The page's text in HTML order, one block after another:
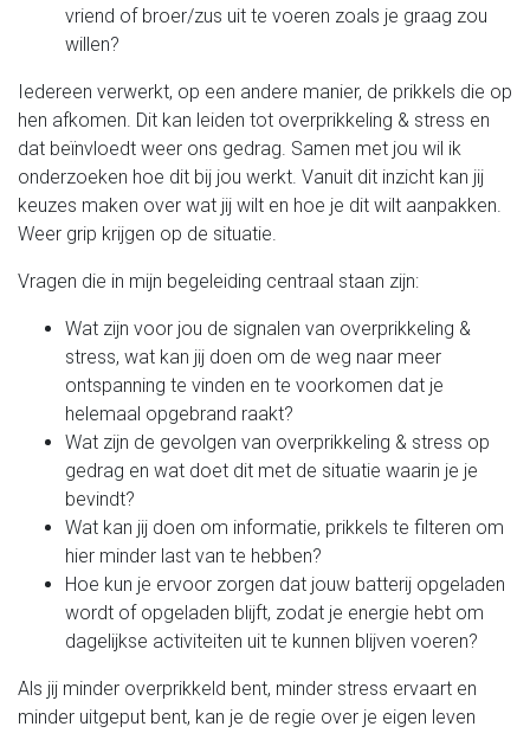
vriend of broer/zus uit te voeren zoals je graag zou
willen?
Iedereen verwerkt, op een andere manier, de prikkels die op
hen afkomen. Dit kan leiden tot overprikkeling & stress en
dat beïnvloedt weer ons gedrag. Samen met jou wil ik
onderzoeken hoe dit bij jou werkt. Vanuit dit inzicht kan jij
keuzes maken over wat jij wilt en hoe je dit wilt aanpakken.
Weer grip krijgen op de situatie.
Vragen die in mijn begeleiding centraal staan zijn:
Wat zijn voor jou de signalen van overprikkeling &
stress, wat kan jij doen om de weg naar meer
ontspanning te vinden en te voorkomen dat je
helemaal opgebrand raakt?
Wat zijn de gevolgen van overprikkeling & stress op
gedrag en wat doet dit met de situatie waarin je je
bevindt?
Wat kan jij doen om informatie, prikkels te filteren om
hier minder last van te hebben?
Hoe kun je ervoor zorgen dat jouw batterij opgeladen
wordt of opgeladen blijft, zodat je energie hebt om
dagelijkse activiteiten uit te kunnen blijven voeren?
Als jij minder overprikkeld bent, minder stress ervaart en
minder uitgeput bent, kan je de regie over je eigen leven